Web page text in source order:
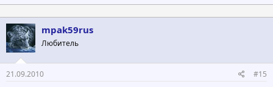
mpak59rus
Любитель
21.09.2010 #15